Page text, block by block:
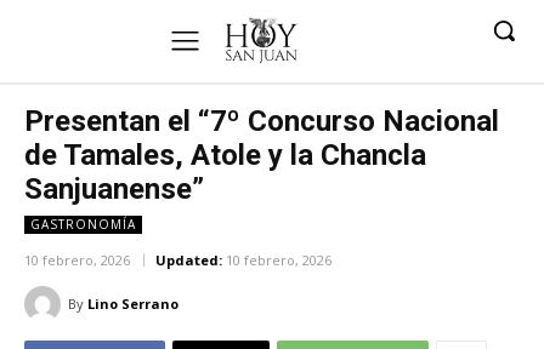
Presentan el “7º Concurso Nacional
de Tamales, Atole y la Chancla
Sanjuanense”
GASTRONOMÍA
10 febrero, 2026 Updated: 10 febrero, 2026
By Lino Serrano